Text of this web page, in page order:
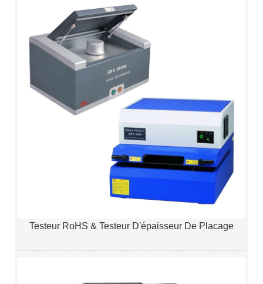
Testeur RoHS & Testeur D'épaisseur De Placage